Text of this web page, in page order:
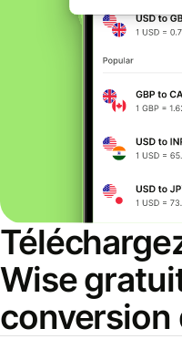
Wise
conversion